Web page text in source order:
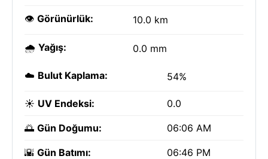
👁️ Görünürlük: 10.0 km
🌧️ Yağış: 0.0 mm
☁️ Bulut Kaplama: 54%
☀️ UV Endeksi: 0.0
🌅 Gün Doğumu: 06:06 AM
🌇 Gün Batımı: 06:46 PM